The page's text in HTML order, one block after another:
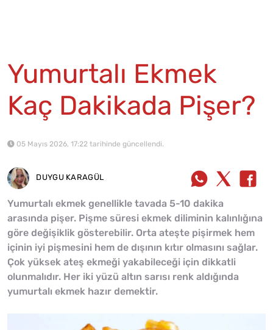
Yumurtalı Ekmek
Kaç Dakikada Pişer?
05 Mayıs 2026, 17:22 tarihinde güncellendi.
DUYGU KARAGÜL
Yumurtalı ekmek genellikle tavada 5-10 dakika
arasında pişer. Pişme süresi ekmek diliminin kalınlığına
göre değişiklik gösterebilir. Orta ateşte pişirmek hem
içinin iyi pişmesini hem de dışının kıtır olmasını sağlar.
Çok yüksek ateş ekmeği yakabileceği için dikkatli
olunmalıdır. Her iki yüzü altın sarısı renk aldığında
yumurtalı ekmek hazır demektir.